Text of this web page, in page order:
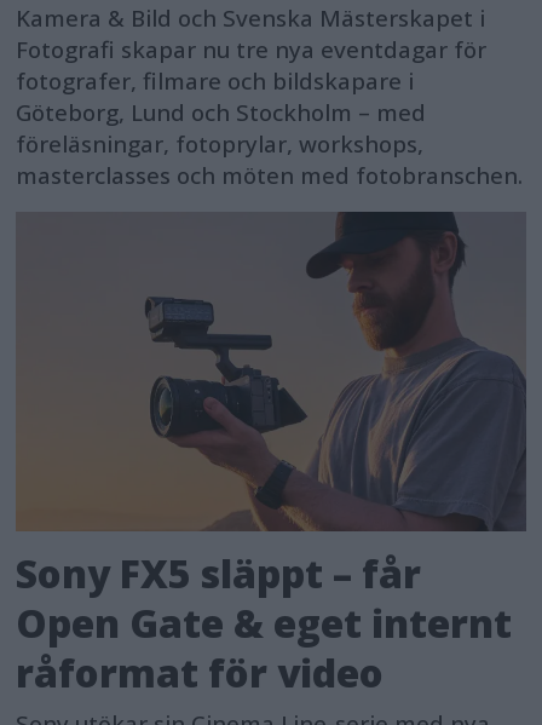
Kamera & Bild och Svenska Mästerskapet i
Fotografi skapar nu tre nya eventdagar för
fotografer, filmare och bildskapare i
Göteborg, Lund och Stockholm – med
föreläsningar, fotoprylar, workshops,
masterclasses och möten med fotobranschen.
Sony FX5 släppt – får
Open Gate & eget internt
råformat för video